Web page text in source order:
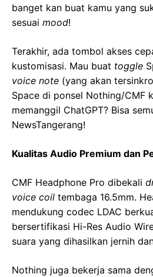
banget kan buat kamu yang
sesuai mood!
Terakhir, ada tombol akses
kustomisasi. Mau buat toggle
voice note (yang akan
Space di ponsel Nothing/CMF
memanggil ChatGPT? Bisa
NewsTangerang!
Kualitas Audio Premium dan
CMF Headphone Pro dibekali
voice coil tembaga 16.5mm.
mendukung codec LDAC
bersertifikasi Hi-Res Audio
suara yang dihasilkan jernih
Nothing juga bekerja sama